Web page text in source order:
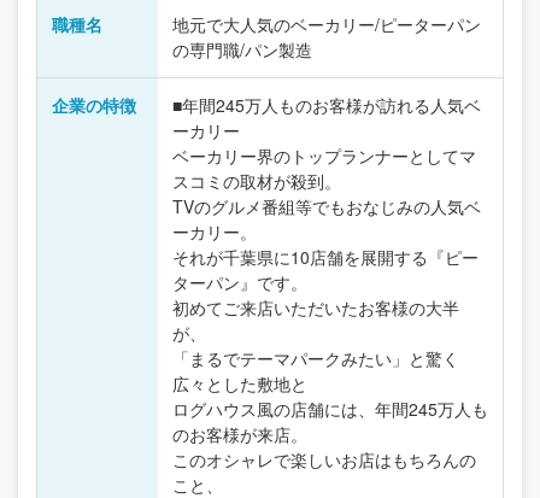
職種名
地元で大人気のベーカリー/ピーターパン
の専門職/パン製造
企業の特徴
■年間245万人ものお客様が訪れる人気ベ
ーカリー
ベーカリー界のトップランナーとしてマ
スコミの取材が殺到。
TVのグルメ番組等でもおなじみの人気ベ
ーカリー。
それが千葉県に10店舗を展開する『ピー
ターパン』です。
初めてご来店いただいたお客様の大半
が、
「まるでテーマパークみたい」と驚く
広々とした敷地と
ログハウス風の店舗には、年間245万人も
のお客様が来店。
このオシャレで楽しいお店はもちろんの
こと、